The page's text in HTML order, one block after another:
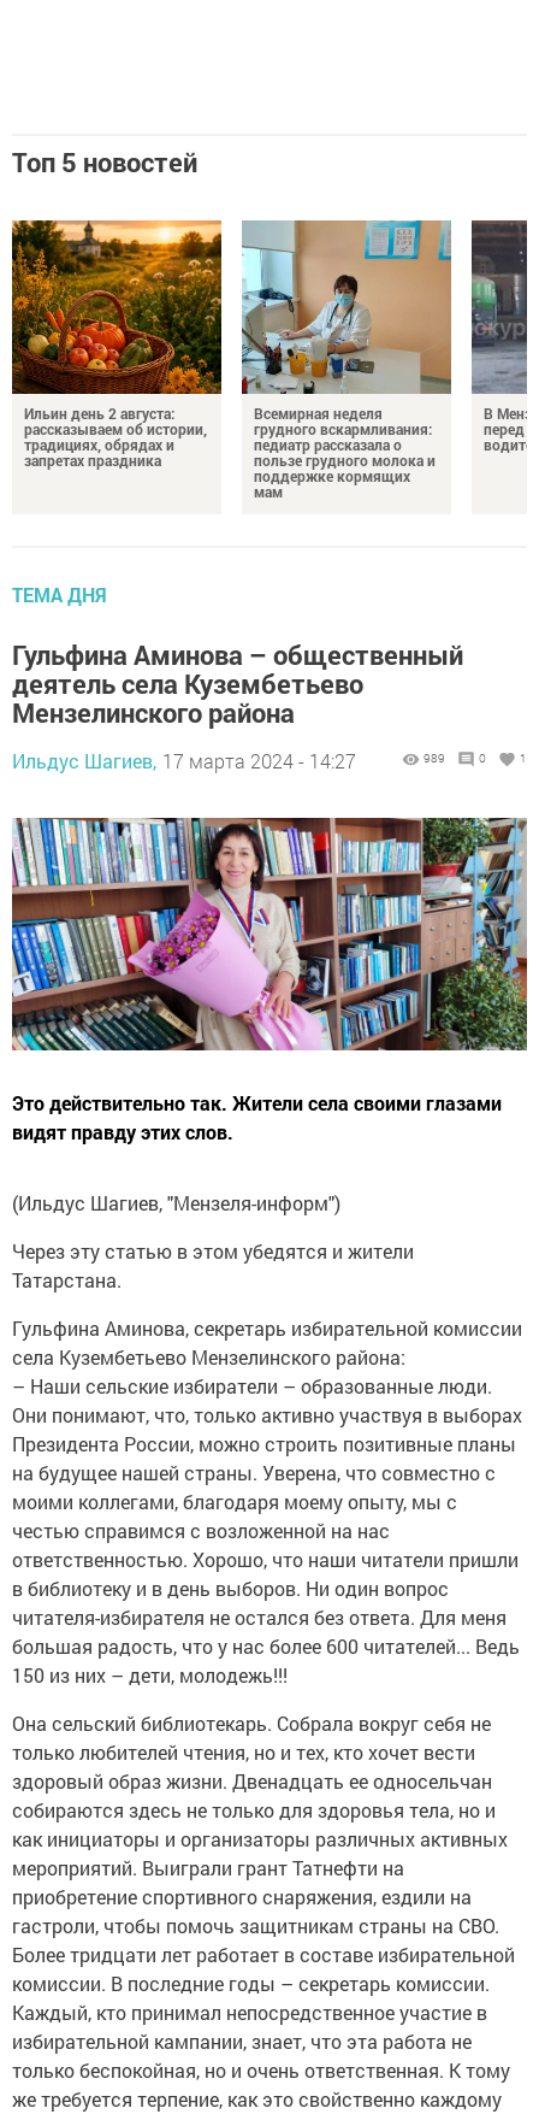
Топ 5 новостей
Ильин день 2 августа:
рассказываем об истории,
традициях, обрядах и
запретах праздника
Всемирная неделя
грудного вскармливания:
педиатр рассказала о
пользе грудного молока и
поддержке кормящих
мам
В
перед
ТЕМА ДНЯ
Гульфина Аминова – общественный
деятель села Кузембетьево
Мензелинского района
Ильдус Шагиев, 17 марта 2024 - 14:27 989 0 1
Это действительно так. Жители села своими глазами
видят правду этих слов.
(Ильдус Шагиев, "Мензеля-информ")
Через эту статью в этом убедятся и жители
Татарстана.
Гульфина Аминова, секретарь избирательной комиссии
села Кузембетьево Мензелинского района:
– Наши сельские избиратели – образованные люди.
Они понимают, что, только активно участвуя в выборах
Президента России, можно строить позитивные планы
на будущее нашей страны. Уверена, что совместно с
моими коллегами, благодаря моему опыту, мы с
честью справимся с возложенной на нас
ответственностью. Хорошо, что наши читатели пришли
в библиотеку и в день выборов. Ни один вопрос
читателя-избирателя не остался без ответа. Для меня
большая радость, что у нас более 600 читателей... Ведь
150 из них – дети, молодежь!!!
Она сельский библиотекарь. Собрала вокруг себя не
только любителей чтения, но и тех, кто хочет вести
здоровый образ жизни. Двенадцать ее односельчан
собираются здесь не только для здоровья тела, но и
как инициаторы и организаторы различных активных
мероприятий. Выиграли грант Татнефти на
приобретение спортивного снаряжения, ездили на
гастроли, чтобы помочь защитникам страны на СВО.
Более тридцати лет работает в составе избирательной
комиссии. В последние годы – секретарь комиссии.
Каждый, кто принимал непосредственное участие в
избирательной кампании, знает, что эта работа не
только беспокойная, но и очень ответственная. К тому
же требуется терпение, как это свойственно каждому